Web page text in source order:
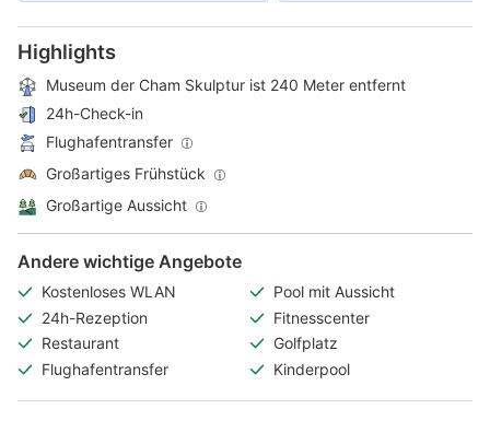
Highlights
Museum der Cham Skulptur ist 240 Meter entfernt
24h-Check-in
Flughafentransfer
Großartiges Frühstück
Großartige Aussicht
Andere wichtige Angebote
Kostenloses WLAN
Pool mit Aussicht
24h-Rezeption
Fitnesscenter
Restaurant
Golfplatz
Flughafentransfer
Kinderpool